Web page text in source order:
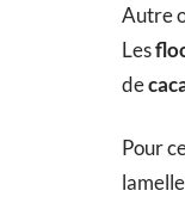
Autre
Les
de
Pour